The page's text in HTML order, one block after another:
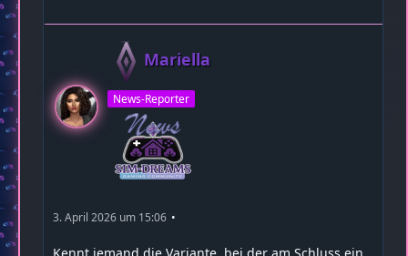
Mariella
News-Reporter
3. April 2026 um 15:06